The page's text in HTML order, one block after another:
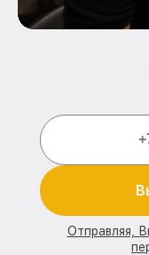
Отправляя,